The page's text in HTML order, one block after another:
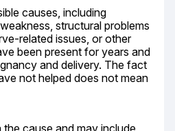
causes, including
structural problems
related issues, or other
been present for years and
and delivery. The fact
not helped does not mean
cause and may include